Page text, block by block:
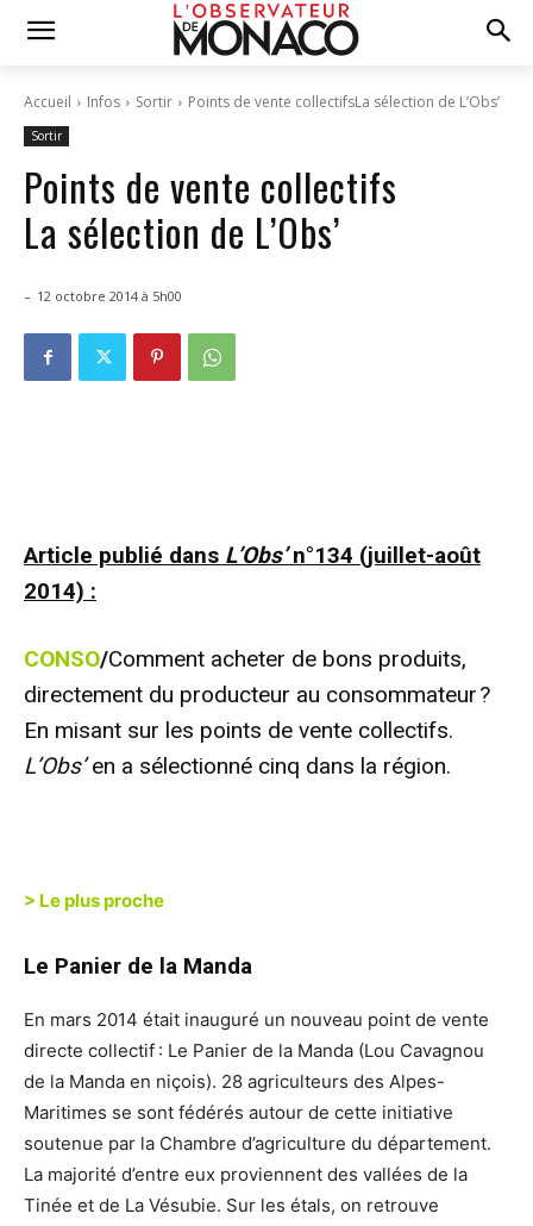
Accueil Infos Sortir Points de vente collectifsLa sélection de L’Obs’
Sortir
Points de vente collectifs
La sélection de L’Obs’
- 12 octobre 2014 à 5h00
Article publié dans L’Obs’n°134 (juillet-août
2014) :
CONSO/Comment acheter de bons produits,
directement du producteur au consommateur ?
En misant sur les points de vente collectifs.
L’Obs’en a sélectionné cinq dans la région.
> Le plus proche
Le Panier de la Manda
En mars 2014 était inauguré un nouveau point de vente
directe collectif : Le Panier de la Manda (Lou Cavagnou
de la Manda en niçois). 28 agriculteurs des Alpes-
Maritimes se sont fédérés autour de cette initiative
soutenue par la Chambre d’agriculture du département.
La majorité d’entre eux proviennent des vallées de la
Tinée et de La Vésubie. Sur les étals, on retrouve